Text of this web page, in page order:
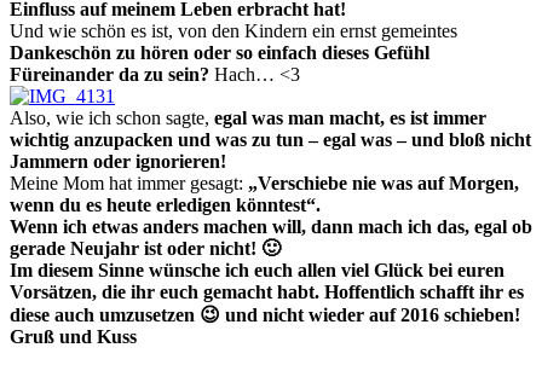
Einfluss auf meinem Leben erbracht hat!
Und wie schön es ist, von den Kindern ein ernst gemeintes
Dankeschön zu hören oder so einfach dieses Gefühl
Füreinander da zu sein? Hach… <3
Also, wie ich schon sagte, egal was man macht, es ist immer
wichtig anzupacken und was zu tun – egal was – und bloß nicht
Jammern oder ignorieren!
Meine Mom hat immer gesagt: „Verschiebe nie was auf Morgen,
wenn du es heute erledigen könntest“.
Wenn ich etwas anders machen will, dann mach ich das, egal ob
gerade Neujahr ist oder nicht! 🙂
Im diesem Sinne wünsche ich euch allen viel Glück bei euren
Vorsätzen, die ihr euch gemacht habt. Hoffentlich schafft ihr es
diese auch umzusetzen 😉 und nicht wieder auf 2016 schieben!
Gruß und Kuss